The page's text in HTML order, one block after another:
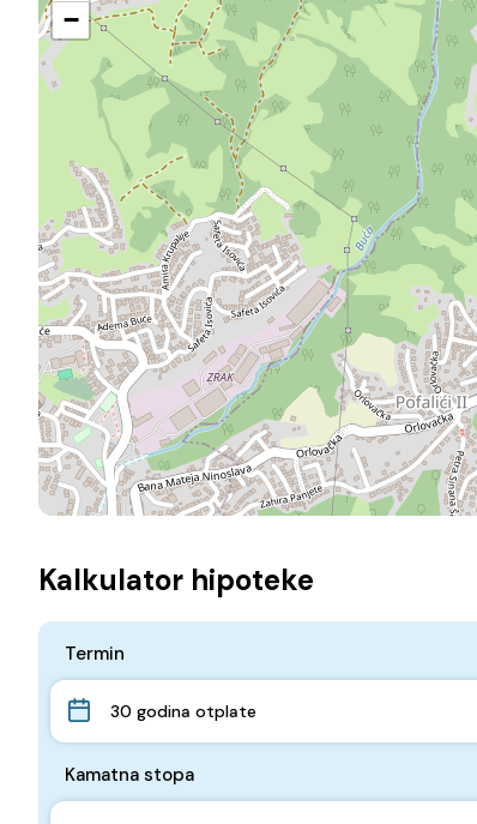
−
Kalkulator hipoteke
Termin
30 godina otplate
Kamatna stopa